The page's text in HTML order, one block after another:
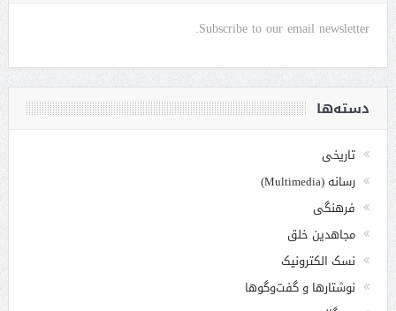
Subscribe to our email newsletter.
دسته‌ها
تاریخی
رسانه (Multimedia)
فرهنگی
مجاهدین خلق
نسک الکترونیک
نوشتارها و گفت‌وگوها